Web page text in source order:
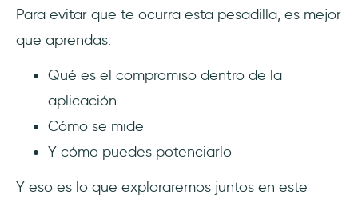
gamificación
pertinentes
4 barreras comunes para un alto
Para evitar que te ocurra esta pesadilla, es mejor
que aprendas:
Qué es el compromiso dentro de la
aplicación
Cómo se mide
Y cómo puedes potenciarlo
Y eso es lo que exploraremos juntos en este